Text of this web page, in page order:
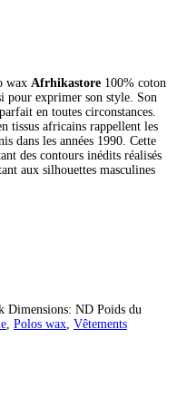
wax Afrhikastore 100% coton
pour exprimer son style. Son
en toutes circonstances.
tissus africains rappellent les
dans les années 1990. Cette
des contours inédits réalisés
aux silhouettes masculines
Dimensions: ND Poids du
Polos wax Vêtements